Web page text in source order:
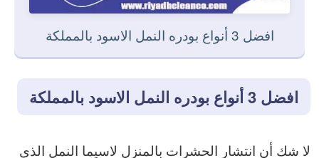
افضل 3 أنواع بودره النمل الاسود بالمملكة
افضل 3 أنواع بودره النمل الاسود بالمملكة
لا شك أن انتشار الحشرات بالمنزل لاسيما النمل الذي